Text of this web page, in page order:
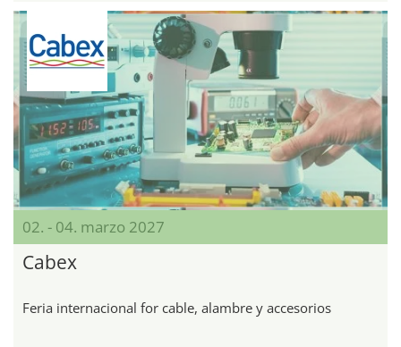
02. - 04. marzo 2027
Cabex
Feria internacional for cable, alambre y accesorios